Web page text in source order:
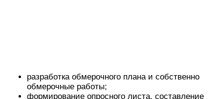
разработка обмерочного плана и собственно
обмерочные работы;
формирование опросного листа, составление